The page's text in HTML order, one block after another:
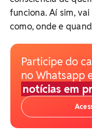
funciona. Aí sim,
como, onde e
Participe do
no Whatsapp
notícias em